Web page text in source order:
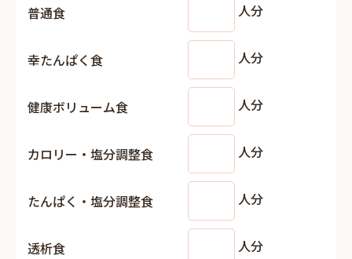
普通食 人分
幸たんぱく食 人分
健康ボリューム食 人分
カロリー・塩分調整食 人分
たんぱく・塩分調整食 人分
透析食 人分